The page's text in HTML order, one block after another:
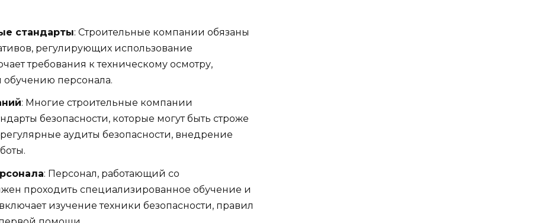
стандарты: Строительные компании обязаны
регулирующих использование
требования к техническому осмотру,
персонала.
: Многие строительные компании
безопасности, которые могут быть строже
аудиты безопасности, внедрение
: Персонал, работающий со
проходить специализированное обучение и
изучение техники безопасности, правил